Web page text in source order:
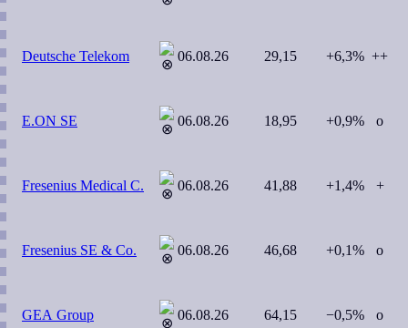
Deutsche Telekom 06.08.26 29,15 +6,3% ++
E.ON SE 06.08.26 18,95 +0,9% o
Fresenius Medical C. 06.08.26 41,88 +1,4% +
Fresenius SE & Co. 06.08.26 46,68 +0,1% o
GEA Group 06.08.26 64,15 −0,5% o